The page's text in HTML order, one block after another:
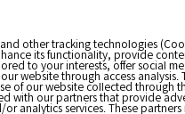
other tracking technologies
its functionality, provide
to your interests, offer social
website through access analysis.
of our website collected through
with our partners that provide
analytics services. These partners